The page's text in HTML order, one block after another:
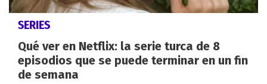
SERIES
Qué ver en Netflix: la serie turca de 8
episodios que se puede terminar en un fin
de semana